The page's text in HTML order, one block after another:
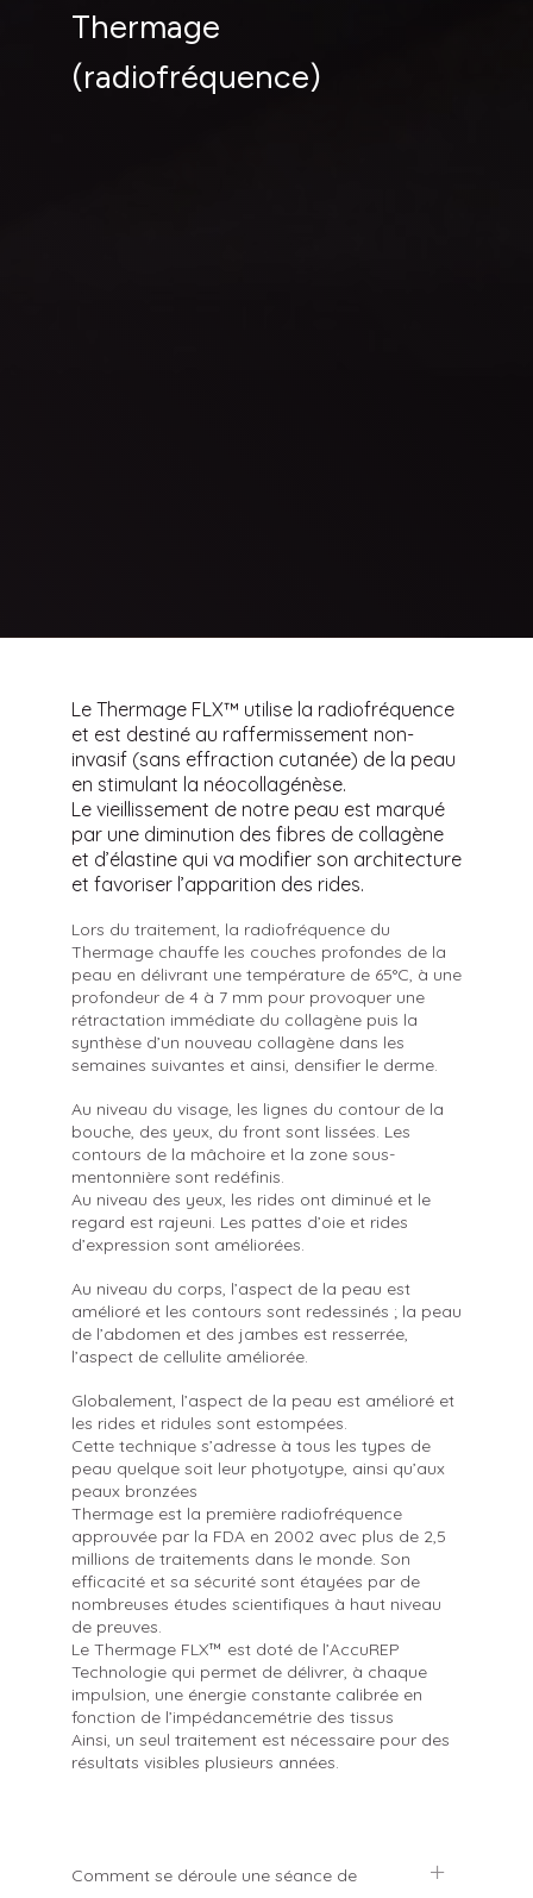
Thermage
(radiofréquence)
Le Thermage FLX™ utilise la radiofréquence
et est destiné au raffermissement non-
invasif (sans effraction cutanée) de la peau
en stimulant la néocollagénèse.
Le vieillissement de notre peau est marqué
par une diminution des fibres de collagène
et d’élastine qui va modifier son architecture
et favoriser l’apparition des rides.
Lors du traitement, la radiofréquence du
Thermage chauffe les couches profondes de la
peau en délivrant une température de 65°C, à une
profondeur de 4 à 7 mm pour provoquer une
rétractation immédiate du collagène puis la
synthèse d’un nouveau collagène dans les
semaines suivantes et ainsi, densifier le derme.
Au niveau du visage, les lignes du contour de la
bouche, des yeux, du front sont lissées. Les
contours de la mâchoire et la zone sous-
mentonnière sont redéfinis.
Au niveau des yeux, les rides ont diminué et le
regard est rajeuni. Les pattes d’oie et rides
d’expression sont améliorées.
Au niveau du corps, l’aspect de la peau est
amélioré et les contours sont redessinés ; la peau
de l’abdomen et des jambes est resserrée,
l’aspect de cellulite améliorée.
Globalement, l’aspect de la peau est amélioré et
les rides et ridules sont estompées.
Cette technique s’adresse à tous les types de
peau quelque soit leur photyotype, ainsi qu’aux
peaux bronzées
Thermage est la première radiofréquence
approuvée par la FDA en 2002 avec plus de 2,5
millions de traitements dans le monde. Son
efficacité et sa sécurité sont étayées par de
nombreuses études scientifiques à haut niveau
de preuves.
Le Thermage FLX™ est doté de l’AccuREP
Technologie qui permet de délivrer, à chaque
impulsion, une énergie constante calibrée en
fonction de l’impédancemétrie des tissus
Ainsi, un seul traitement est nécessaire pour des
résultats visibles plusieurs années.
Comment se déroule une séance de